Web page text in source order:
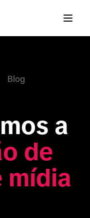
Blog
de
mídia